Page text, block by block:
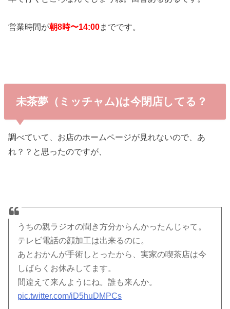
営業時間が朝8時〜14:00までです。
未茶夢（ミッチャム)は今閉店してる？
調べていて、お店のホームページが見れないので、あ
れ？？と思ったのですが、
うちの親ラジオの聞き方分からんかったんじゃて。
テレビ電話の顔加工は出来るのに。
あとおかんが手術しとったから、実家の喫茶店は今
しばらくお休みしてます。
間違えて来んようにね。誰も来んか。
pic.twitter.com/iD5huDMPCs